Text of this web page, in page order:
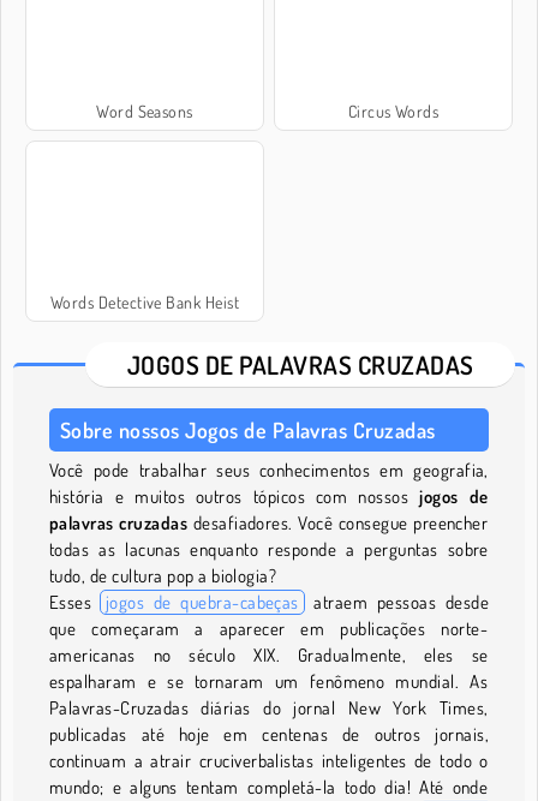
Word Seasons Circus Words
Words Detective Bank Heist
JOGOS DE PALAVRAS CRUZADAS
Sobre nossos Jogos de Palavras Cruzadas
Você pode trabalhar seus conhecimentos em geografia,
história e muitos outros tópicos com nossosjogos de
palavras cruzadas desafiadores. Você consegue preencher
todas as lacunas enquanto responde a perguntas sobre
tudo, de cultura pop a biologia?
Esses
jogos de quebra-cabeças atraem pessoas desde
que começaram a aparecer em publicações norte-
americanas no século XIX. Gradualmente, eles se
espalharam e se tornaram um fenômeno mundial. As
Palavras-Cruzadas diárias do jornal New York Times,
publicadas até hoje em centenas de outros jornais,
continuam a atrair cruciverbalistas inteligentes de todo o
mundo; e alguns tentam completá-la todo dia! Até onde